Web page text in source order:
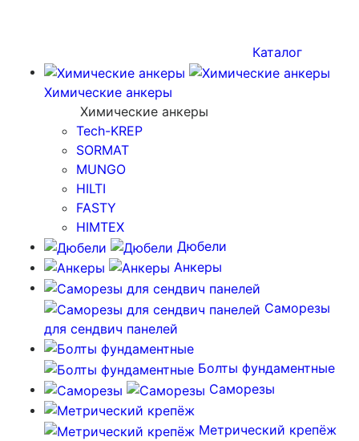
Каталог
Химические анкеры
Химические анкеры
Tech-KREP
SORMAT
MUNGO
HILTI
FASTY
HIMTEX
Дюбели
Анкеры
Саморезы
для сендвич панелей
Болты фундаментные
Саморезы
Метрический крепёж